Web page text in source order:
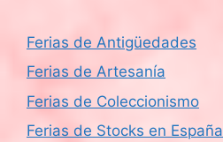
Ferias de Antigüedades
Ferias de Artesanía
Ferias de Coleccionismo
Ferias de Stocks en España